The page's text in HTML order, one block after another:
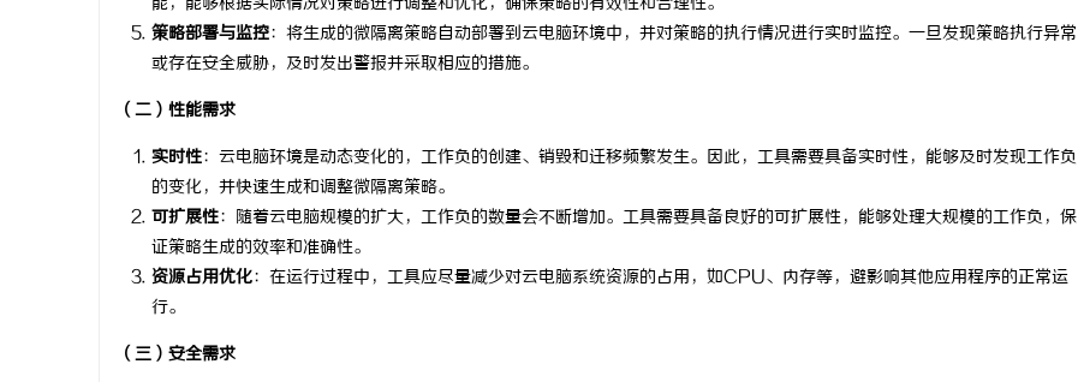
能，能够根据实际情况对策略进行调整和优化，确保策略的有效性和合理性。
策略部署与监控：将生成的微隔离策略自动部署到云电脑环境中，并对策略的执行情况进行实时监控。一旦发现策略执行异常
或存在安全威胁，及时发出警报并采取相应的措施。
（二）性能需求
实时性：云电脑环境是动态变化的，工作负的创建、销毁和迁移频繁发生。因此，工具需要具备实时性，能够及时发现工作负
的变化，并快速生成和调整微隔离策略。
可扩展性：随着云电脑规模的扩大，工作负的数量会不断增加。工具需要具备良好的可扩展性，能够处理大规模的工作负，保
证策略生成的效率和准确性。
资源占用优化：在运行过程中，工具应尽量减少对云电脑系统资源的占用，如CPU、内存等，避影响其他应用程序的正常运
行。
（三）安全需求